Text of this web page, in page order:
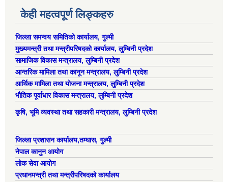
केही महत्वपूर्ण लिङ्कहरु
जिल्ला समन्वय समितिको कार्यालय, गुल्मी
मुख्यमन्त्री तथा मन्त्रीपरिषदको कार्यालय, लुम्बिनी प्रदेश
सामाजिक विकास मन्त्रालय, लुम्बिनी प्रदेश
आन्तरिक मामिला तथा कानून मन्त्रालय, लुम्बिनी प्रदेश
आर्थिक मामिला तथा योजना मन्त्रालय, लुम्बिनी प्रदेश
भौतिक पूर्वाधार विकास मन्त्रालय, लुम्बिनी प्रदेश
कृषि, भूमि व्यवस्था तथा सहकारी मन्त्रालय, लुम्बिनी प्रदेश
जिल्ला प्रशासन कार्यालय,तम्घास, गुल्मी
नेपाल कानुन आयोग
लोक सेवा आयोग
प्रधानमन्त्री तथा मन्त्रीपरिषदको कार्यालय